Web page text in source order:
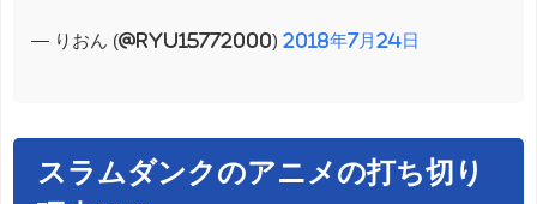
— りおん (@ryu15772000) 2018年7月24日
スラムダンクのアニメの打ち切り